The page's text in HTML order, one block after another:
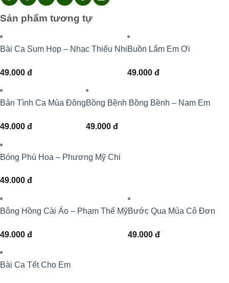
Sản phẩm tương tự
Bài Ca Sum Họp – Nhạc Thiếu Nhi
49.000 đ
Buồn Lắm Em Ơi
49.000 đ
Bản Tình Ca Mùa Đông
49.000 đ
Bồng Bềnh Bồng Bềnh – Nam Em
49.000 đ
Bóng Phù Hoa – Phương Mỹ Chi
49.000 đ
Bông Hồng Cài Áo – Phạm Thế Mỹ
49.000 đ
Bước Qua Mùa Cô Đơn
49.000 đ
Bài Ca Tết Cho Em